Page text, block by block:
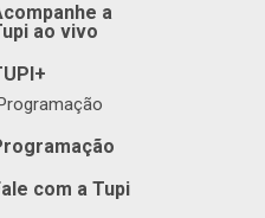
a
ao vivo
Programação
com a Tupi